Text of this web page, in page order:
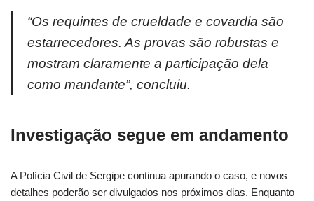
“Os requintes de crueldade e covardia são
estarrecedores. As provas são robustas e
mostram claramente a participação dela
como mandante”, concluiu.
Investigação segue em andamento
A Polícia Civil de Sergipe continua apurando o caso, e novos
detalhes poderão ser divulgados nos próximos dias. Enquanto